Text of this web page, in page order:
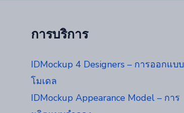
การบริการ
IDMockup 4 Designers – การออกแบบ
โมเดล
IDMockup Appearance Model – การ